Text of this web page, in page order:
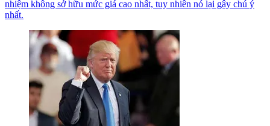
nhiệm không sở hữu mức giá cao nhất, tuy nhiên nó lại gây chú ý
nhất.